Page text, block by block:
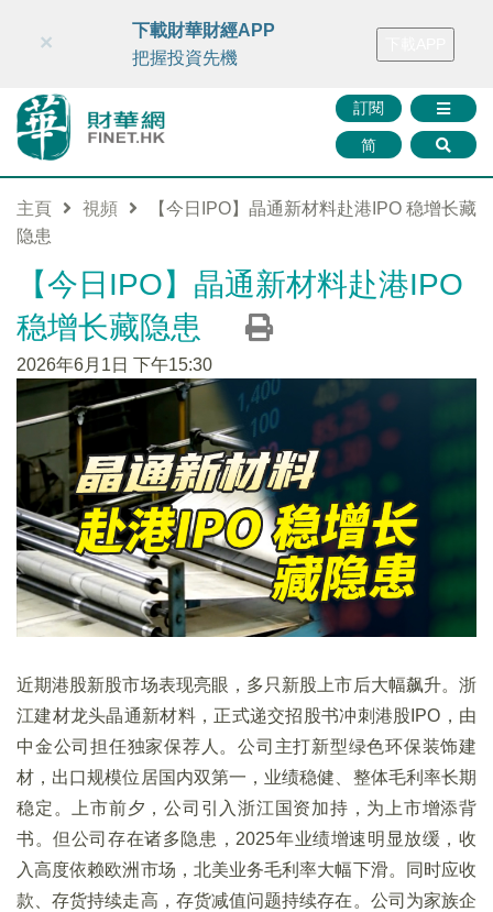
財華智庫網 FINTV FINMETA 財華證券 媒體矩陣
訂閱
简
×
下載財華財經APP
把握投資先機
主頁 視頻
【今日IPO】晶通新材料赴港IPO 稳增长藏
隐患
【今日IPO】晶通新材料赴港IPO
稳增长藏隐患
2026年6月1日 下午15:30
近期港股新股市场表现亮眼，多只新股上市后大幅飙升。浙
江建材龙头晶通新材料，正式递交招股书冲刺港股IPO，由
中金公司担任独家保荐人。公司主打新型绿色环保装饰建
材，出口规模位居国内双第一，业绩稳健、整体毛利率长期
稳定。上市前夕，公司引入浙江国资加持，为上市增添背
书。但公司存在诸多隐患，2025年业绩增速明显放缓，收
入高度依赖欧洲市场，北美业务毛利率大幅下滑。同时应收
款、存货持续走高，存货减值问题持续存在。公司为家族企